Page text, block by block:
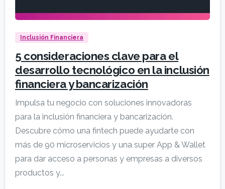
Inclusión Financiera
5 consideraciones clave para el
desarrollo tecnológico en la inclusión
financiera y bancarización
Impulsa tu negocio con soluciones innovadoras
para la inclusión financiera y bancarización.
Descubre cómo una fintech puede ayudarte con
más de 90 microservicios y una super App & Wallet
para dar acceso a personas y empresas a diversos
productos y...